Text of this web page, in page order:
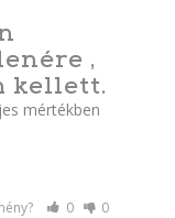
,
kellett.
mértékben
0 0